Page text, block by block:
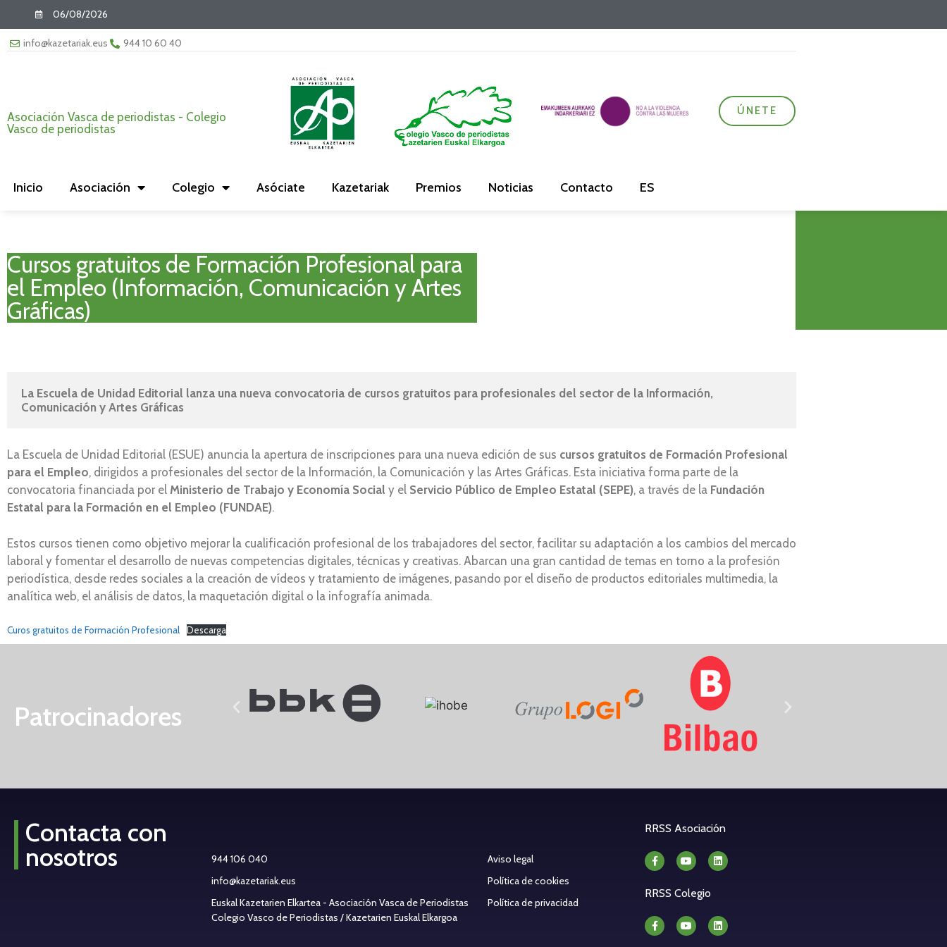
06/08/2026
info@kazetariak.eus 944 10 60 40
Asociación Vasca de periodistas - Colegio
Vasco de periodistas
ÚNETE
Inicio Asociación Colegio Asóciate Kazetariak Premios Noticias Contacto ES
Cursos gratuitos de Formación Profesional para
el Empleo (Información, Comunicación y Artes
Gráficas)
La Escuela de Unidad Editorial lanza una nueva convocatoria de cursos gratuitos para profesionales del sector de la Información,
Comunicación y Artes Gráficas
La Escuela de Unidad Editorial (ESUE) anuncia la apertura de inscripciones para una nueva edición de sus cursos gratuitos de Formación Profesional
para el Empleo, dirigidos a profesionales del sector de la Información, la Comunicación y las Artes Gráficas. Esta iniciativa forma parte de la
convocatoria financiada por el Ministerio de Trabajo y Economía Social y el Servicio Público de Empleo Estatal (SEPE), a través de la Fundación
Estatal para la Formación en el Empleo (FUNDAE).
Estos cursos tienen como objetivo mejorar la cualificación profesional de los trabajadores del sector, facilitar su adaptación a los cambios del mercado
laboral y fomentar el desarrollo de nuevas competencias digitales, técnicas y creativas. Abarcan una gran cantidad de temas en torno a la profesión
periodística, desde redes sociales a la creación de vídeos y tratamiento de imágenes, pasando por el diseño de productos editoriales multimedia, la
analítica web, el análisis de datos, la maquetación digital o la infografía animada.
Curos gratuitos de Formación Profesional Descarga
Patrocinadores
Contacta con
nosotros
944 106 040
info@kazetariak.eus
Euskal Kazetarien Elkartea - Asociación Vasca de Periodistas
Colegio Vasco de Periodistas / Kazetarien Euskal Elkargoa
Aviso legal
Política de cookies
Política de privacidad
RRSS Asociación
RRSS Colegio